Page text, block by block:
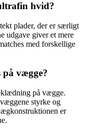
hvid?
plader, der er særligt
udgave giver et mere
med forskellige
vægge?
på vægge.
styrke og
er